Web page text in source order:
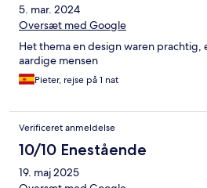
5. mar. 2024
Oversæt med Google
Het thema en design waren prachtig,
aardige mensen
Pieter, rejse på 1 nat
Verificeret anmeldelse
10/10 Enestående
19. maj 2025